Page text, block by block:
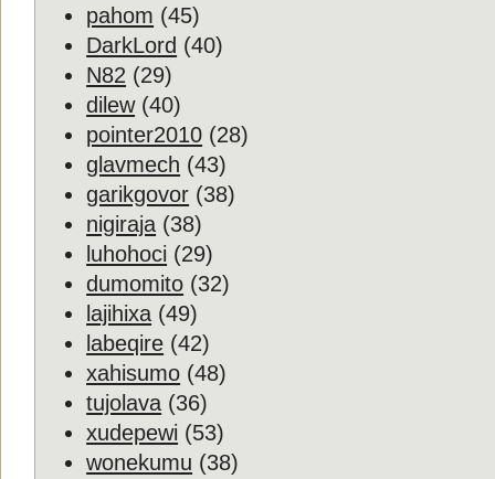
pahom (45)
DarkLord (40)
N82 (29)
dilew(40)
pointer2010 (28)
glavmech (43)
garikgovor (38)
nigiraja (38)
luhohoci (29)
dumomito (32)
lajihixa (49)
labeqire (42)
xahisumo (48)
tujolava (36)
xudepewi (53)
wonekumu (38)